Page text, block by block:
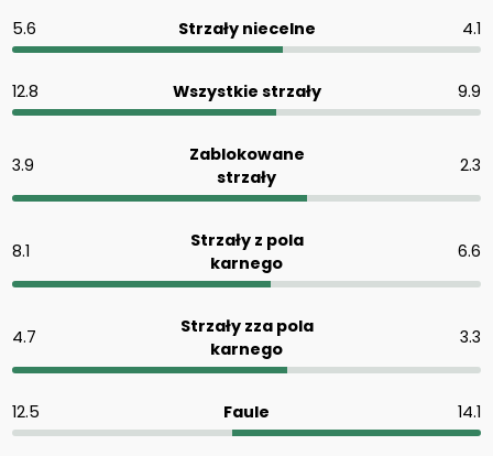
5.6 Strzały niecelne 4.1
12.8 Wszystkie strzały 9.9
3.9
Zablokowane
strzały
2.3
8.1
Strzały z pola
karnego
6.6
4.7
Strzały zza pola
karnego
3.3
12.5 Faule 14.1